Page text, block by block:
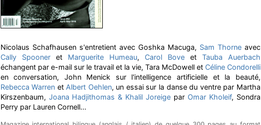
Nicolaus Schafhausen s'entretient avec Goshka Macuga, Sam Thorneavec
Cally Spooneret Marguerite Humeau, Carol Boveet Tauba Auerbach
échangent par e-mail sur le travail et la vie, Tara McDowell et Céline Condorelli
en conversation, John Menick sur l'intelligence artificielle et la beauté,
Rebecca Warren et Albert Oehlen, un essai sur la danse du ventre par Martha
Kirszenbaum, Joana Hadjithomas & Khalil Joreige par Omar Kholeif, Sondra
Perry par Lauren Cornell...